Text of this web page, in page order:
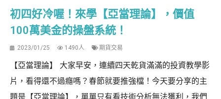
初四好冷喔！來學【亞當理論】，價值
100萬美金的操盤系統！
2023/01/25 1490人 期貨交易
【亞當理論】 大家早安，連續四天乾貨滿滿的投資教學影
片，看得還不過癮嗎？春節就要推強檔！今天要分享的主
題是【亞當理論】，單單只有看技術分析無法獲利，我們